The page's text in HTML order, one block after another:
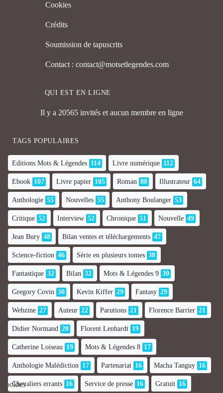
Cookies
Crédits
Soumission de tapuscrits
Contact : contact@motsetlegendes.com
QUI EST EN LIGNE
Il y a 20565 invités et aucun membre en ligne
TAGS POPULAIRES
Editions Mots & Légendes 114 Livre numérique 112
Ebook 107 Livre papier 105 Roman 80 Illustrateur 64
Anthologie 55 Nouvelles 55 Anthony Boulanger 53
Critique 52 Interview 52 Chronique 51 Nouvelle 49
Jean Bury 48 Bilan ventes et téléchargements 47
Science-fiction 46 Série en plusieurs tomes 38
Fantastique 32 Bilan 32 Mots & Légendes 9 30
Gregory Covin 30 Kevin Kiffer 29 Fantasy 29
Webzine 27 Auteur 22 Parutions 21 Florence Barrier 21
Didier Normand 20 Florent Lenhardt 19
Catherine Loiseau 19 Mots & Légendes 8 17
Anthologie Malédiction 17 Partenariat 16 Macha Tanguy 16
Chevaliers errants 16 Service de presse 16 Gratuit 16
Cookies